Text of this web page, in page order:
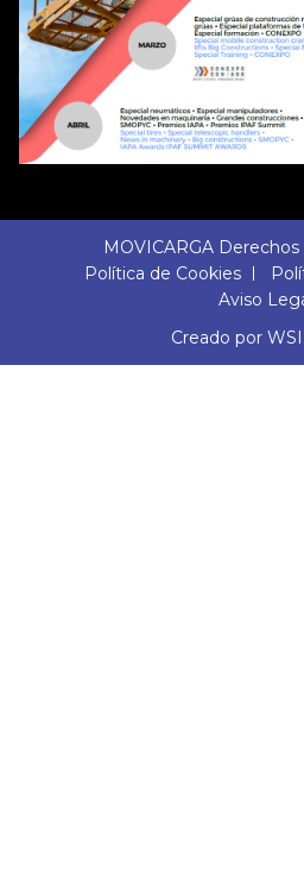
MOVICARGA
Política de Cookies
Aviso
Creado por